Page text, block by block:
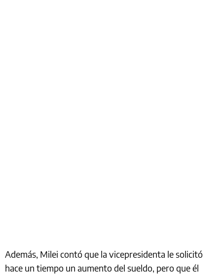
Además, Milei contó que la vicepresidenta le solicitó
hace un tiempo un aumento del sueldo, pero que él